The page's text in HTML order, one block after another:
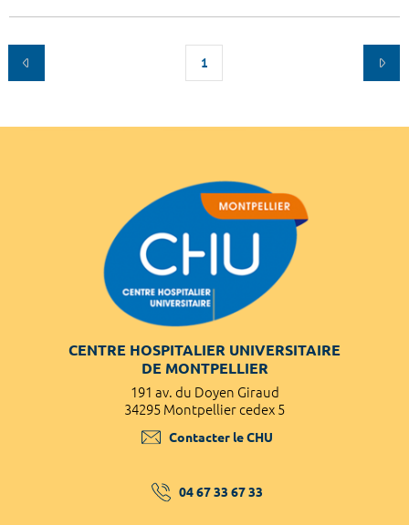
1
CENTRE HOSPITALIER UNIVERSITAIRE
DE MONTPELLIER
191 av. du Doyen Giraud
34295 Montpellier cedex 5
Contacter le CHU
04 67 33 67 33